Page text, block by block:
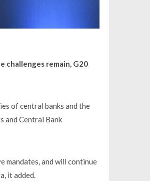
challenges remain, G20
of central banks and the
and Central Bank
mandates, and will continue
it added.